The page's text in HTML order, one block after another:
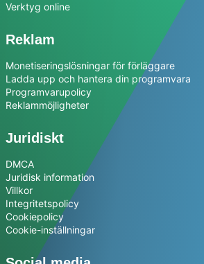
Verktyg online
Reklam
Monetiseringslösningar för förläggare
Ladda upp och hantera din programvara
Programvarupolicy
Reklammöjligheter
Juridiskt
DMCA
Juridisk information
Villkor
Integritetspolicy
Cookiepolicy
Cookie-inställningar